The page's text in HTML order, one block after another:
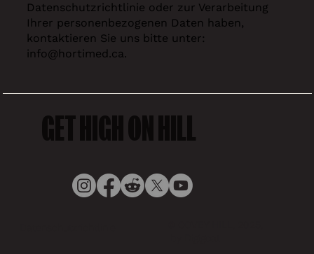
Datenschutzrichtlinie oder zur Verarbeitung
Ihrer personenbezogenen Daten haben,
kontaktieren Sie uns bitte unter:
info@hortimed.ca.
GET HIGH ON HILL